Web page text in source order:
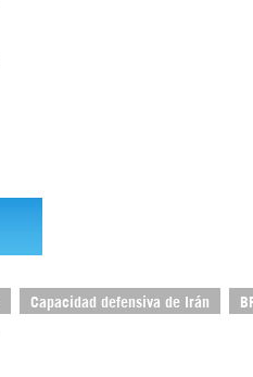
Capacidad defensiva de Irán